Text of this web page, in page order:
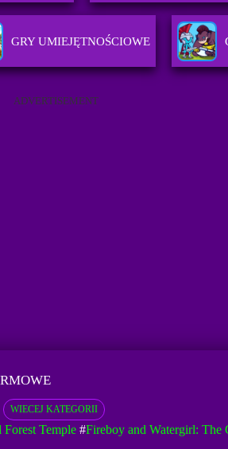
GRY UMIEJĘTNOŚCIOWE
ADVERTISEMENT
WIECEJ KATEGORII
Temple#Fireboy and Watergirl: The